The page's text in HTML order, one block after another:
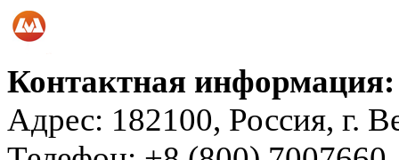
Контактная информация:
Адрес: 182100, Россия, г.